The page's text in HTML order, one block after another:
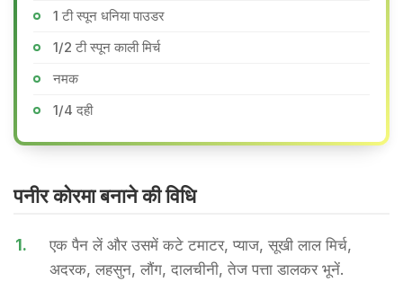
1 टी स्पून धनिया पाउडर
1/2 टी स्पून काली मिर्च
नमक
1/4 दही
पनीर कोरमा बनाने की वि​धि
1.
एक पैन लें और उसमें कटे टमाटर, प्याज, सूखी लाल मिर्च,
अदरक, लहसुन, लौंग, दालचीनी, तेज पत्ता डालकर भूनें.